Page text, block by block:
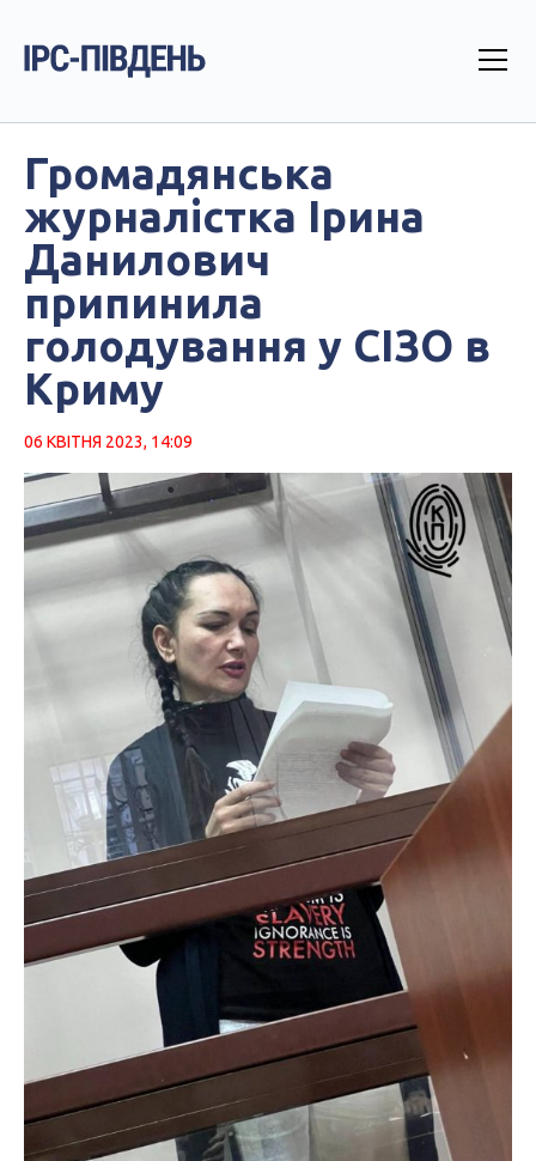
Громадянська
журналістка Ірина
Данилович
припинила
голодування у СІЗО в
Криму
06 КВІТНЯ 2023, 14:09